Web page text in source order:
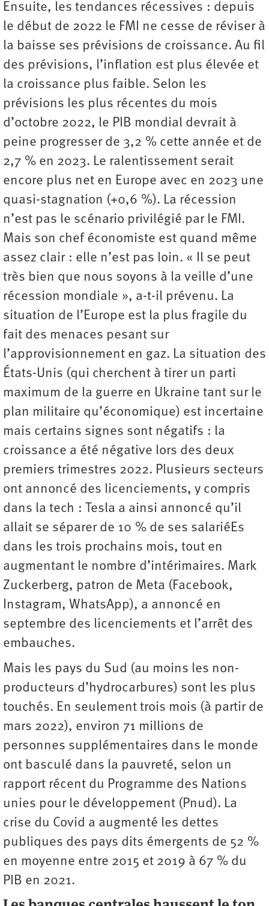
Ensuite, les tendances récessives : depuis
le début de 2022 le FMI ne cesse de réviser à
la baisse ses prévisions de croissance. Au fil
des prévisions, l’inflation est plus élevée et
la croissance plus faible. Selon les
prévisions les plus récentes du mois
d’octobre 2022, le PIB mondial devrait à
peine progresser de 3,2 % cette année et de
2,7 % en 2023. Le ralentissement serait
encore plus net en Europe avec en 2023 une
quasi-stagnation (+0,6 %). La récession
n’est pas le scénario privilégié par le FMI.
Mais son chef économiste est quand même
assez clair : elle n’est pas loin. « Il se peut
très bien que nous soyons à la veille d’une
récession mondiale », a-t-il prévenu. La
situation de l’Europe est la plus fragile du
fait des menaces pesant sur
l’approvisionnement en gaz. La situation des
États-Unis (qui cherchent à tirer un parti
maximum de la guerre en Ukraine tant sur le
plan militaire qu’économique) est incertaine
mais certains signes sont négatifs : la
croissance a été négative lors des deux
premiers trimestres 2022. Plusieurs secteurs
ont annoncé des licenciements, y compris
dans la tech : Tesla a ainsi annoncé qu’il
allait se séparer de 10 % de ses salariéEs
dans les trois prochains mois, tout en
augmentant le nombre d’intérimaires. Mark
Zuckerberg, patron de Meta (Facebook,
Instagram, WhatsApp), a annoncé en
septembre des ­licenciements et l’arrêt des
embauches.
Mais les pays du Sud (au moins les non-
producteurs d’hydrocarbures) sont les plus
touchés. En seulement trois mois (à partir de
mars 2022), environ 71 millions de
personnes supplémentaires dans le monde
ont basculé dans la pauvreté, selon un
rapport récent du Programme des Nations
unies pour le développement (Pnud). La
crise du Covid a augmenté les dettes
publiques des pays dits émergents de 52 %
en moyenne entre 2015 et 2019 à 67 % du
PIB en 2021.